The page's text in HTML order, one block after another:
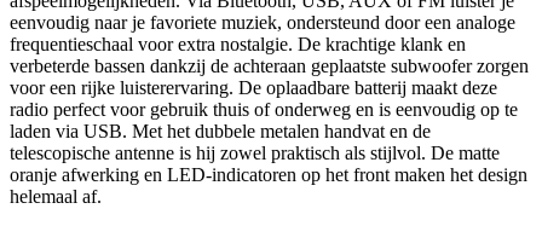
eenvoudig naar je favoriete muziek, ondersteund door een analoge
frequentieschaal voor extra nostalgie. De krachtige klank en
verbeterde bassen dankzij de achteraan geplaatste subwoofer zorgen
voor een rijke luisterervaring. De oplaadbare batterij maakt deze
radio perfect voor gebruik thuis of onderweg en is eenvoudig op te
laden via USB. Met het dubbele metalen handvat en de
telescopische antenne is hij zowel praktisch als stijlvol. De matte
oranje afwerking en LED-indicatoren op het front maken het design
helemaal af.